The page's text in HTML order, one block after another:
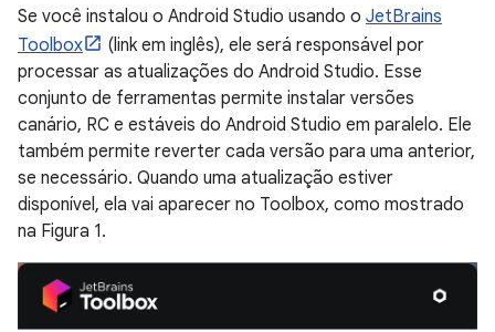
Se você instalou o Android Studio usando o JetBrains
Toolbox
(link em inglês), ele será responsável por
processar as atualizações do Android Studio. Esse
conjunto de ferramentas permite instalar versões
canário, RC e estáveis do Android Studio em paralelo. Ele
também permite reverter cada versão para uma anterior,
se necessário. Quando uma atualização estiver
disponível, ela vai aparecer no Toolbox, como mostrado
na Figura 1.